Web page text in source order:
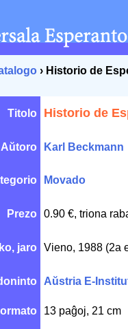
› Historio de
Titolo Historio de
Aŭtoro Karl Beckmann
Movado
Prezo 0.90 €, triona
jaro Vieno, 1988 (2a
Aŭstria E-
13 paĝoj, 21 cm